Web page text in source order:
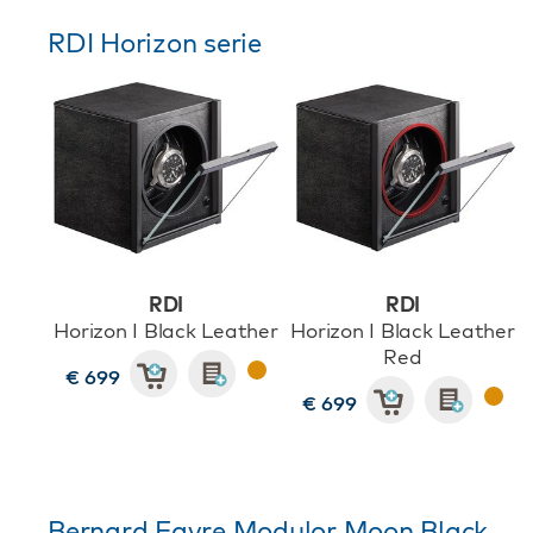
RDI Horizon serie
RDI
Horizon I Black Leather
€ 699
RDI
Horizon I Black Leather
Red
€ 699